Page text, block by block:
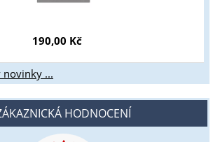
190,00 Kč
novinky ...
HODNOCENÍ